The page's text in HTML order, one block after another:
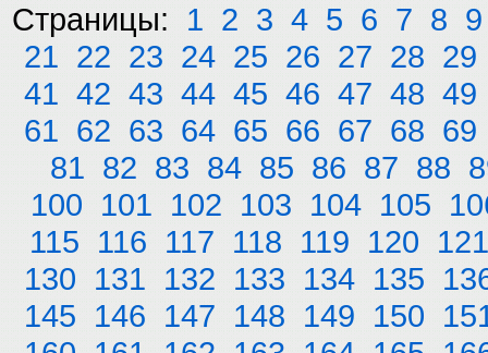
Страницы: 1 2 3 4 5 6 7 8 9
21 22 23 24 25 26 27 28 29
41 42 43 44 45 46 47 48 49
61 62 63 64 65 66 67 68 69
81 82 83 84 85 86 87 88
100 101 102 103 104 105
115 116 117 118 119 120 121
130 131 132 133 134 135
145 146 147 148 149 150